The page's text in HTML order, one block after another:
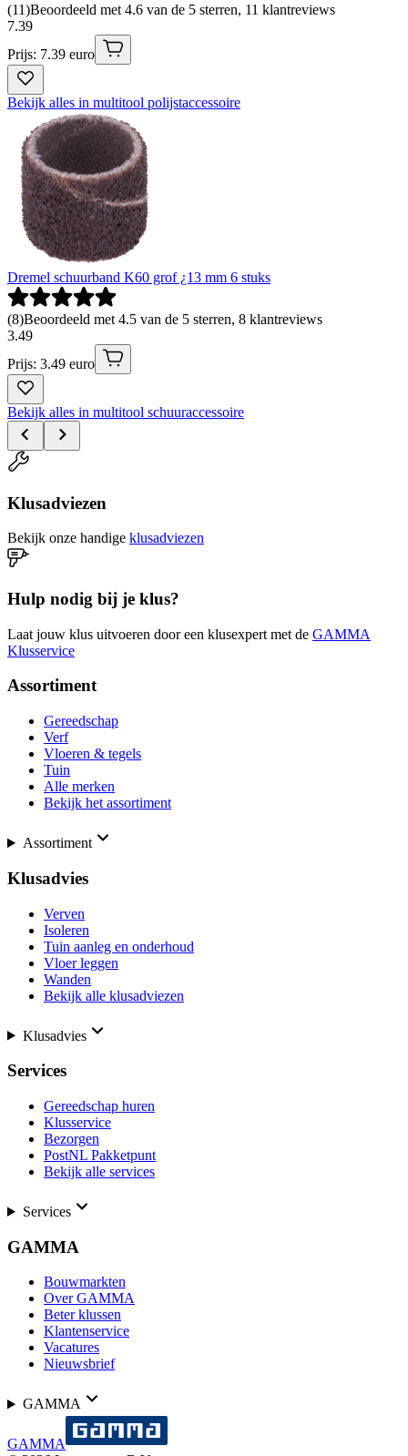
(11)Beoordeeld met 4.6 van de 5 sterren, 11 klantreviews
7.39
Prijs: 7.39 euro
Bekijk alles in multitool polijstaccessoire
Dremel schuurband K60 grof ¿13 mm 6 stuks
(8)Beoordeeld met 4.5 van de 5 sterren, 8 klantreviews
3.49
Prijs: 3.49 euro
Bekijk alles in multitool schuuraccessoire
Klusadviezen
Bekijk onze handige klusadviezen
Hulp nodig bij je klus?
Laat jouw klus uitvoeren door een klusexpert met de GAMMA
Klusservice
Assortiment
Gereedschap
Verf
Vloeren & tegels
Tuin
Alle merken
Bekijk het assortiment
Assortiment
Klusadvies
Verven
Isoleren
Tuin aanleg en onderhoud
Vloer leggen
Wanden
Bekijk alle klusadviezen
Klusadvies
Services
Gereedschap huren
Klusservice
Bezorgen
PostNL Pakketpunt
Bekijk alle services
Services
GAMMA
Bouwmarkten
Over GAMMA
Beter klussen
Klantenservice
Vacatures
Nieuwsbrief
GAMMA
GAMMA